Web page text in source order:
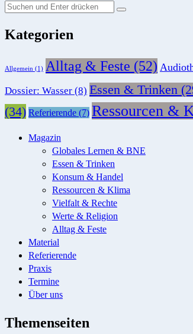
Suchen
nach:
Suche
Kategorien
Allgemein (1) Alltag & Feste (52)
Dossier: Wasser (8) Essen & Trinken
(34) Referierende (7) Ressourcen &
Magazin
Globales Lernen & BNE
Essen & Trinken
Konsum & Handel
Ressourcen & Klima
Vielfalt & Rechte
Werte & Religion
Alltag & Feste
Material
Referierende
Praxis
Termine
Über uns
Themenseiten